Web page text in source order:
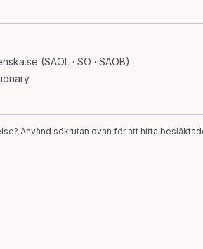
(SAOL · SO · SAOB)
Använd sökrutan ovan för att hitta